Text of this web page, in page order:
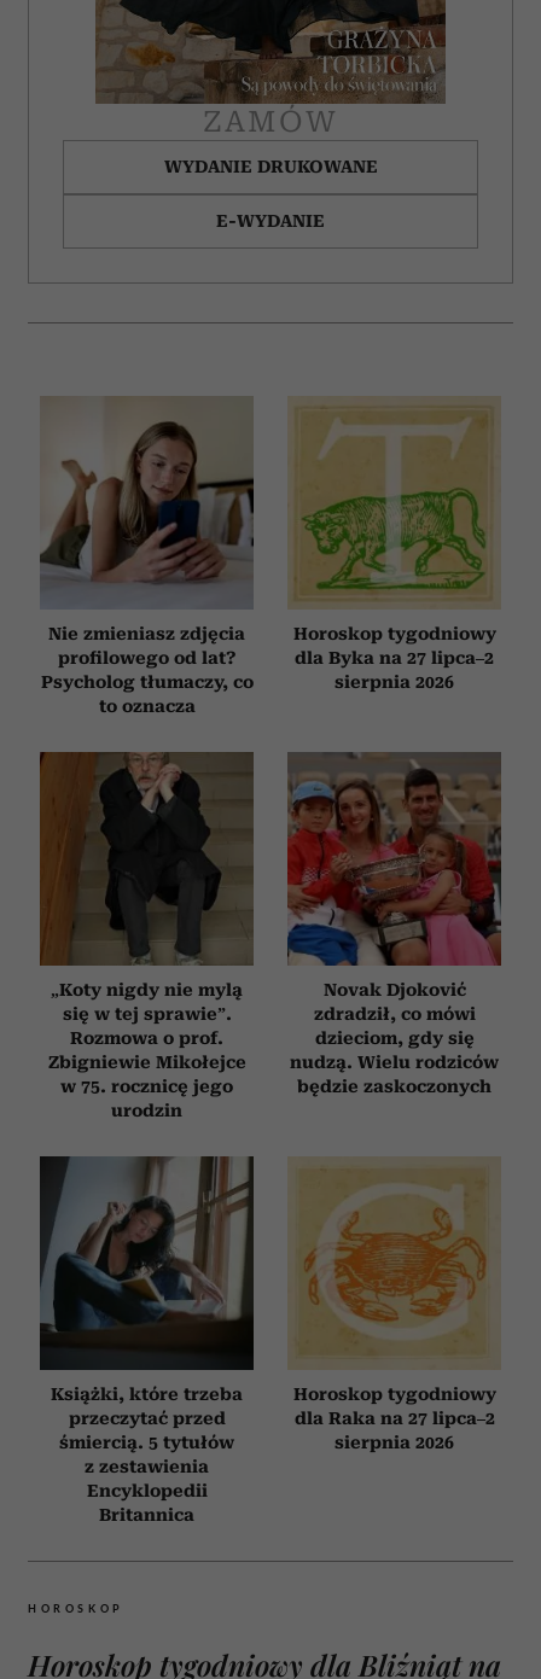
korzystania z ich usług.
ZAMÓW
WYDANIE DRUKOWANE
E-WYDANIE
Nie zmieniasz zdjęcia
profilowego od lat?
Psycholog tłumaczy, co
to oznacza
Horoskop tygodniowy
dla Byka na 27 lipca–2
sierpnia 2026
„Koty nigdy nie mylą
się w tej sprawie”.
Rozmowa o prof.
Zbigniewie Mikołejce
w 75. rocznicę jego
urodzin
Novak Djoković
zdradził, co mówi
dzieciom, gdy się
nudzą. Wielu rodziców
będzie zaskoczonych
Książki, które trzeba
przeczytać przed
śmiercią. 5 tytułów
z zestawienia
Encyklopedii
Britannica
Horoskop tygodniowy
dla Raka na 27 lipca–2
sierpnia 2026
HOROSKOP
Horoskop tygodniowy dla Bliźniąt na